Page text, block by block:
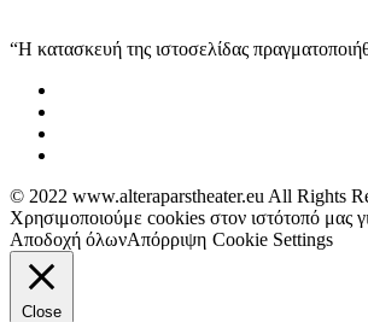
“Η κατασκευή της ιστοσελίδας
© 2022 www.alteraparstheater.eu All Rights
Χρησιμοποιούμε cookies στον ιστότοπό μας
Αποδοχή όλωνΑπόρριψη Cookie Settings
Close